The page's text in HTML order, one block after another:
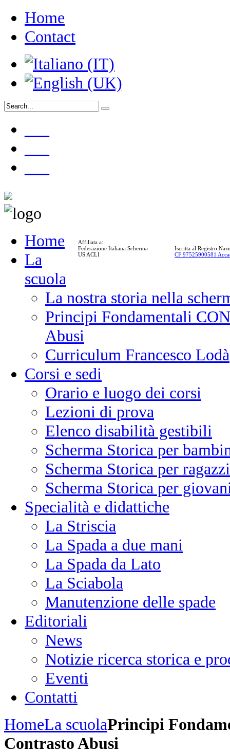
Home
Contact
Affiliata a:
Federazione Italiana Scherma
US ACLI
Iscritta al Registro
CF 97525900581
Home
La
scuola
La nostra storia nella
Principi Fondamentali
Abusi
Curriculum Francesco Lodà
Corsi e sedi
Orario e luogo dei corsi
Lezioni di prova
Elenco disabilità gestibili
Scherma Storica per
Scherma Storica per ragazzi
Scherma Storica per
Specialità e didattiche
La Striscia
La Spada a due mani
La Spada da Lato
La Sciabola
Manutenzione delle spade
Editoriali
News
Notizie ricerca storica e
Eventi
Contatti
HomeLa scuolaPrincipi
Contrasto Abusi